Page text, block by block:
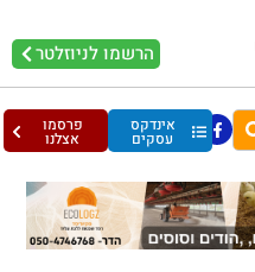
הרשמו לניוזלטר
אינדקס
עסקים
פרסמו
אצלנו